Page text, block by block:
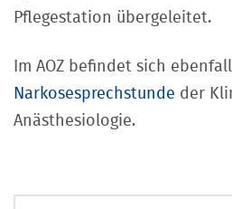
Pflegestation übergeleitet.
Im AOZ befindet sich
Narkosesprechstunde der
Anästhesiologie.